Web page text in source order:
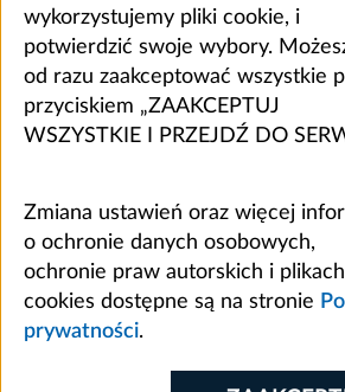
wykorzystujemy pliki cookie, i
potwierdzić swoje wybory.
od razu zaakceptować wszystkie
przyciskiem „ZAAKCEPTUJ
WSZYSTKIE I PRZEJDŹ DO
Zmiana ustawień oraz więcej
o ochronie danych osobowych,
ochronie praw autorskich i plikach
cookies dostępne są na stronie
prywatności.